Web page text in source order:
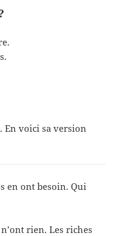
. En voici sa version
en ont besoin. Qui
rien. Les riches